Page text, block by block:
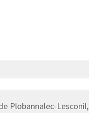
Plobannalec-Lesconil,